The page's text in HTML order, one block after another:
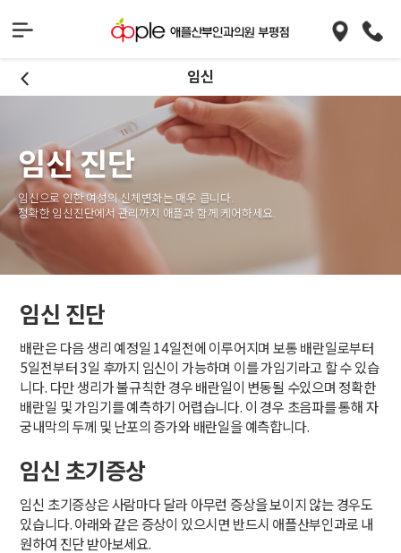
임신
임신 진단
임신으로 인한 여성의 신체변화는 매우 큽니다.
정확한 임신진단에서 관리까지 애플과 함께 케어하세요.
임신 진단
배란은 다음 생리 예정일 14일전에 이루어지며 보통 배란일로부터
5일전부터 3일 후까지 임신이 가능하며 이를 가임기라고 할 수 있습
니다. 다만 생리가 불규칙한 경우 배란일이 변동될 수있으며 정확한
배란일 및 가임기를 예측하기 어렵습니다. 이 경우 초음파를 통해 자
궁내막의 두께 및 난포의 증가와 배란일을 예측합니다.
임신 초기증상
임신 초기증상은 사람마다 달라 아무런 증상을 보이지 않는 경우도
있습니다. 아래와 같은 증상이 있으시면 반드시 애플산부인과로 내
원하여 진단 받아보세요.